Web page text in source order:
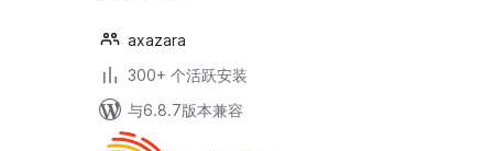
axazara
300+ 个活跃安装
与6.8.7版本兼容